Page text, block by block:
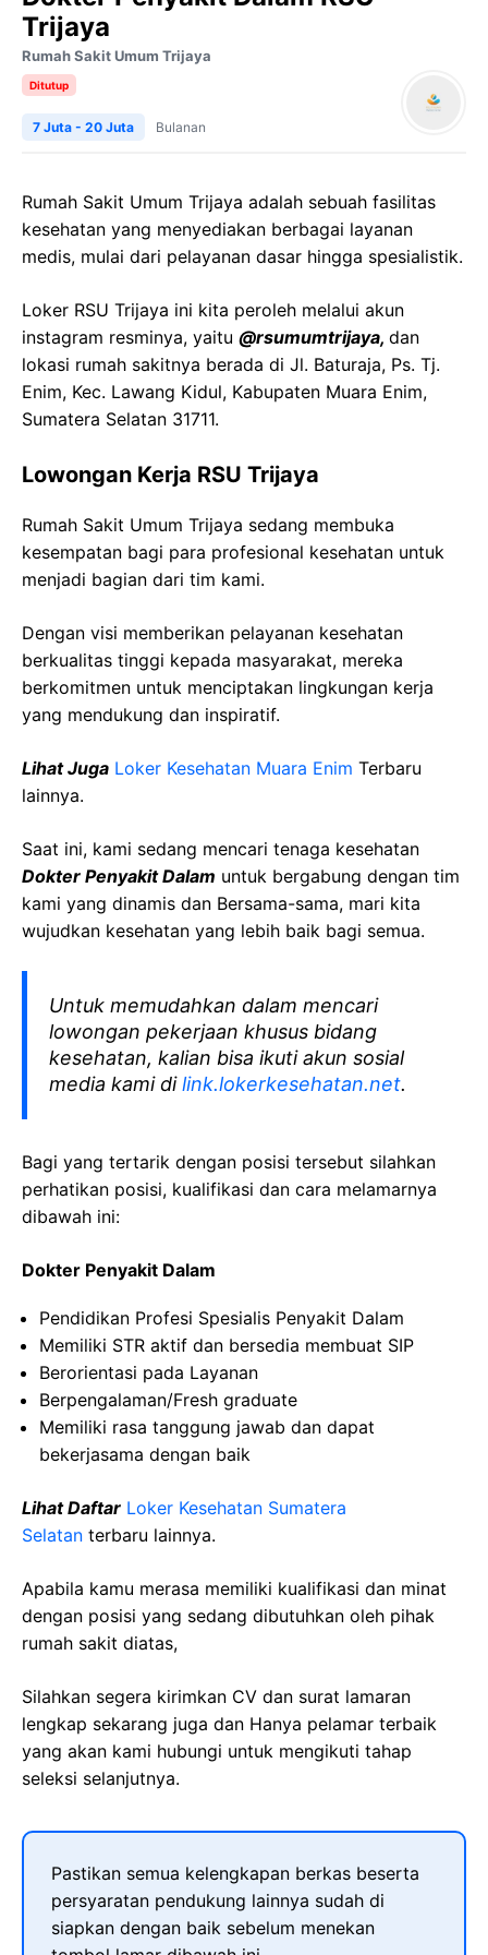
Trijaya
Rumah Sakit Umum Trijaya
Ditutup
7 Juta - 20 Juta Bulanan
Rumah Sakit Umum Trijaya adalah sebuah fasilitas
kesehatan yang menyediakan berbagai layanan
medis, mulai dari pelayanan dasar hingga spesialistik.
Loker RSU Trijaya ini kita peroleh melalui akun
instagram resminya, yaitu @rsumumtrijaya, dan
lokasi rumah sakitnya berada di Jl. Baturaja, Ps. Tj.
Enim, Kec. Lawang Kidul, Kabupaten Muara Enim,
Sumatera Selatan 31711.
Lowongan Kerja RSU Trijaya
Rumah Sakit Umum Trijaya sedang membuka
kesempatan bagi para profesional kesehatan untuk
menjadi bagian dari tim kami.
Dengan visi memberikan pelayanan kesehatan
berkualitas tinggi kepada masyarakat, mereka
berkomitmen untuk menciptakan lingkungan kerja
yang mendukung dan inspiratif.
Lihat Juga Loker Kesehatan Muara Enim Terbaru
lainnya.
Saat ini, kami sedang mencari tenaga kesehatan
Dokter Penyakit Dalam untuk bergabung dengan tim
kami yang dinamis dan Bersama-sama, mari kita
wujudkan kesehatan yang lebih baik bagi semua.
Untuk memudahkan dalam mencari
lowongan pekerjaan khusus bidang
kesehatan, kalian bisa ikuti akun sosial
media kami dilink.lokerkesehatan.net.
Bagi yang tertarik dengan posisi tersebut silahkan
perhatikan posisi, kualifikasi dan cara melamarnya
dibawah ini:
Dokter Penyakit Dalam
Pendidikan Profesi Spesialis Penyakit Dalam
Memiliki STR aktif dan bersedia membuat SIP
Berorientasi pada Layanan
Berpengalaman/Fresh graduate
Memiliki rasa tanggung jawab dan dapat
bekerjasama dengan baik
Lihat Daftar Loker Kesehatan Sumatera
Selatan terbaru lainnya.
Apabila kamu merasa memiliki kualifikasi dan minat
dengan posisi yang sedang dibutuhkan oleh pihak
rumah sakit diatas,
Silahkan segera kirimkan CV dan surat lamaran
lengkap sekarang juga dan Hanya pelamar terbaik
yang akan kami hubungi untuk mengikuti tahap
seleksi selanjutnya.
Pastikan semua kelengkapan berkas beserta
persyaratan pendukung lainnya sudah di
siapkan dengan baik sebelum menekan